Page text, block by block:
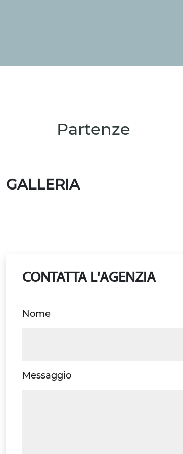
Partenze
GALLERIA
CONTATTA L'AGENZIA
Nome
Messaggio